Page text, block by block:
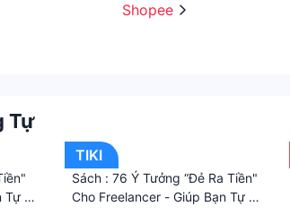
Shopee
Tự
Do
TIKI
Sách : 76 Ý Tưởng “Đẻ Ra Tiền"
Cho Freelancer - Giúp Bạn Tự Do